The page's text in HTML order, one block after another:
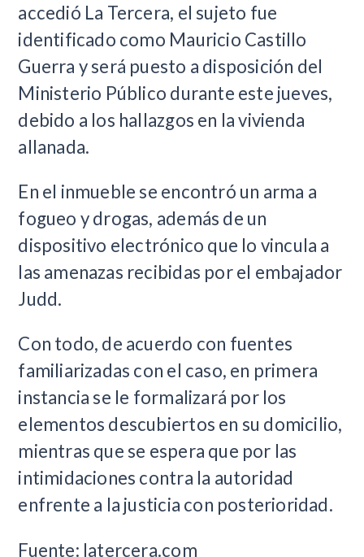
accedió La Tercera, el sujeto fue
identificado como Mauricio Castillo
Guerra y será puesto a disposición del
Ministerio Público durante este jueves,
debido a los hallazgos en la vivienda
allanada.
En el inmueble se encontró un arma a
fogueo y drogas, además de un
dispositivo electrónico que lo vincula a
las amenazas recibidas por el embajador
Judd.
Con todo, de acuerdo con fuentes
familiarizadas con el caso, en primera
instancia se le formalizará por los
elementos descubiertos en su domicilio,
mientras que se espera que por las
intimidaciones contra la autoridad
enfrente a la justicia con posterioridad.
Fuente: latercera.com